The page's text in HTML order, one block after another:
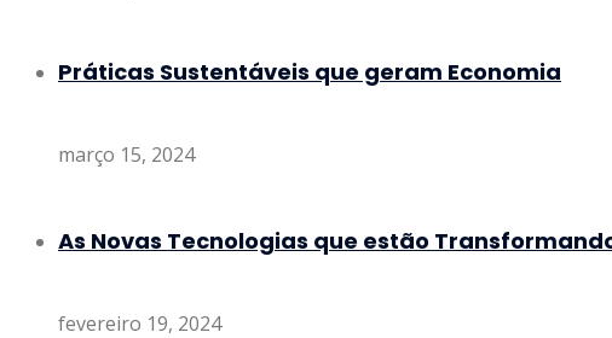
Práticas Sustentáveis que geram Economia
março 15, 2024
As Novas Tecnologias que estão
fevereiro 19, 2024